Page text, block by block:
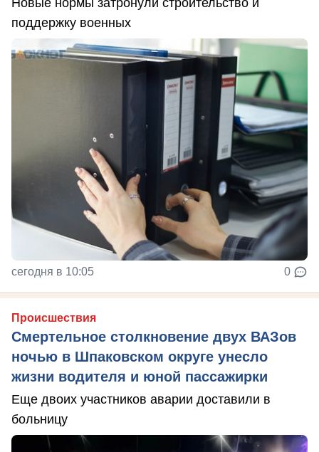
Новые нормы затронули строительство и
поддержку военных
сегодня в 10:05 0
Происшествия
Смертельное столкновение двух ВАЗов
ночью в Шпаковском округе унесло
жизни водителя и юной пассажирки
Еще двоих участников аварии доставили в
больницу